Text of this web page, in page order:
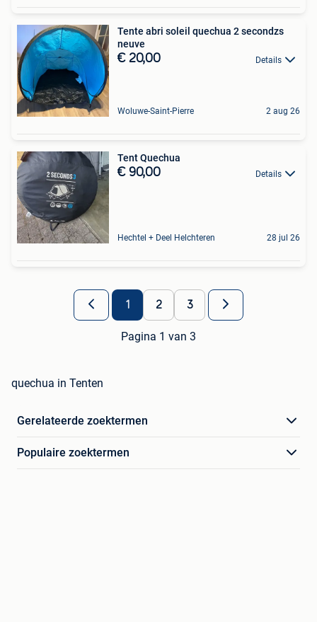
Tente abri soleil quechua 2 secondzs
neuve
€ 20,00 Details
Woluwe-Saint-Pierre 2 aug 26
Tent Quechua
€ 90,00 Details
Hechtel + Deel Helchteren 28 jul 26
1 2 3
Pagina 1 van 3
quechua in Tenten
Gerelateerde zoektermen
Populaire zoektermen